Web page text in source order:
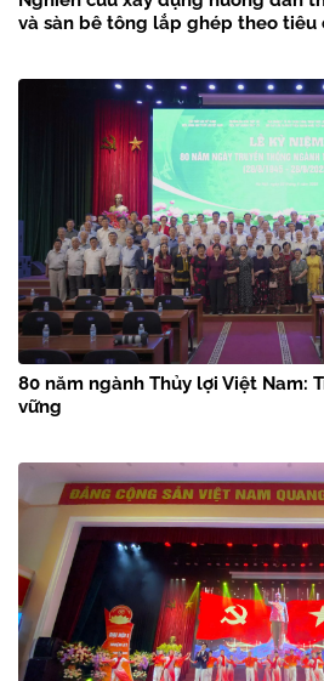
và sàn bê tông lắp ghép theo tiêu
80 năm ngành Thủy lợi Việt Nam:
vững